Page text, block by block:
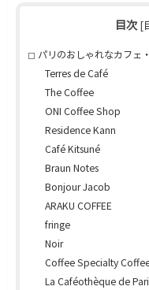
目次 [
パリのおしゃれなカフェ
Terres de Café
The Coffee
ONI Coffee Shop
Residence Kann
Café Kitsuné
Braun Notes
Bonjour Jacob
ARAKU COFFEE
fringe
Noir
Coffee Specialty
La Caféothèque de